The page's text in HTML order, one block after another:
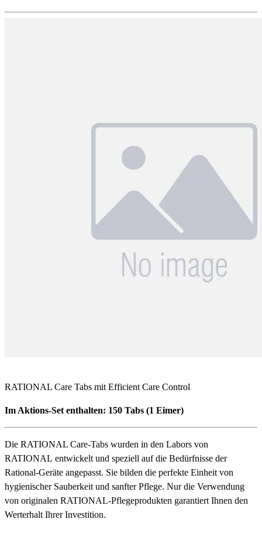
RATIONAL Care Tabs mit Efficient Care Control
Im Aktions-Set enthalten: 150 Tabs (1 Eimer)
Die RATIONAL Care-Tabs wurden in den Labors von
RATIONAL entwickelt und speziell auf die Bedürfnisse der
Rational-Geräte angepasst. Sie bilden die perfekte Einheit von
hygienischer Sauberkeit und sanfter Pflege. Nur die Verwendung
von originalen RATIONAL-Pflegeprodukten garantiert Ihnen den
Werterhalt Ihrer Investition.